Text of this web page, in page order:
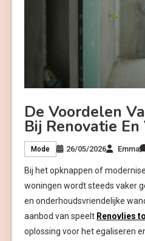
De Voordelen
Bij Renovatie
Mode 26/05/2026 Emma
Bij het opknappen of
woningen wordt steeds vaker
en onderhoudsvriendelijke
aanbod van speelt Renovlies
oplossing voor het egaliseren